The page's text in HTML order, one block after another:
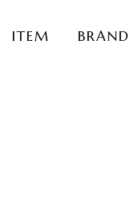
ITEM BRAND